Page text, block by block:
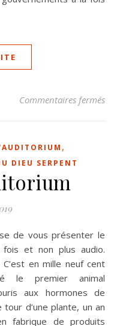
Commentaires fermés
,
DIEU SERPENT
et non plus audio.
C’est en mille neuf cent
le premier animal
aux hormones de
tour d’une plante, un an
fabrique de produits